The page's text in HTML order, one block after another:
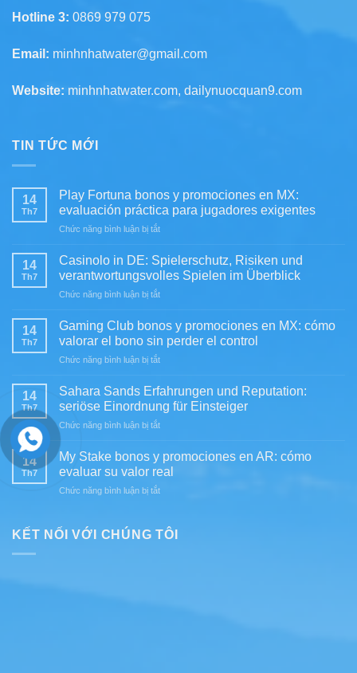
Hotline 3: 0869 979 075
Email: minhnhatwater@gmail.com
Website: minhnhatwater.com, dailynuocquan9.com
TIN TỨC MỚI
14
Th7
Play Fortuna bonos y promociones en MX:
evaluación práctica para jugadores exigentes
Chức năng bình luận bị tắtở
Fortuna
bonos
y
promociones
MX:
evaluación
práctica
para
exigentes
14
Th7
Casinolo in DE: Spielerschutz, Risiken und
verantwortungsvolles Spielen im Überblick
Chức năng bình luận bị tắtở
Spielerschutz,
Risiken
verantwortungsvolles
Spielen
im
Überblick
14
Th7
Gaming Club bonos y promociones en MX: cómo
valorar el bono sin perder el control
Chức năng bình luận bị tắtở
Club
bonos
y
promociones
MX:
cómo
el
perder
14
Th7
Sahara Sands Erfahrungen und Reputation:
seriöse Einordnung für Einsteiger
Chức năng bình luận bị tắtở
Erfahrungen
und
Reputation:
für
14
Th7
My Stake bonos y promociones en AR: cómo
evaluar su valor real
Chức năng bình luận bị tắtở
bonos
KẾT NỐI VỚI CHÚNG TÔI